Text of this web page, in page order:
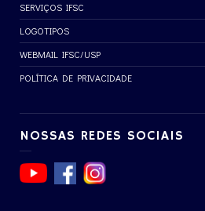
SERVIÇOS IFSC
LOGOTIPOS
WEBMAIL IFSC/USP
POLÍTICA DE PRIVACIDADE
NOSSAS REDES SOCIAIS